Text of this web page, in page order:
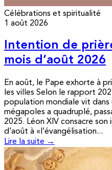
Célébrations et spiritualité
1 août 2026
Intention de
mois d’août 2026
En août, le Pape exhorte à
les villes Selon le rapport
population mondiale vit
mégapoles a quadruplé,
2025. Léon XIV consacre
d’août à «l’évangélisation...
Lire la suite →